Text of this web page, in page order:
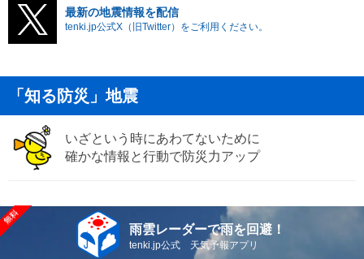
最新の地震情報を配信
tenki.jp公式X（旧Twitter）をご利用ください。
「知る防災」地震
いざという時にあわてないために
確かな情報と行動で防災力アップ
雨雲レーダーで雨を回避！
tenki.jp公式 天気予報アプリ